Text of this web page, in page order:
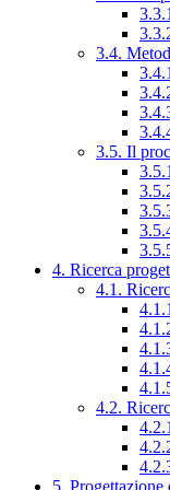
3.4.
3.5. Il
4. Ricerca
4.1.
4.2.
5. Progettazione